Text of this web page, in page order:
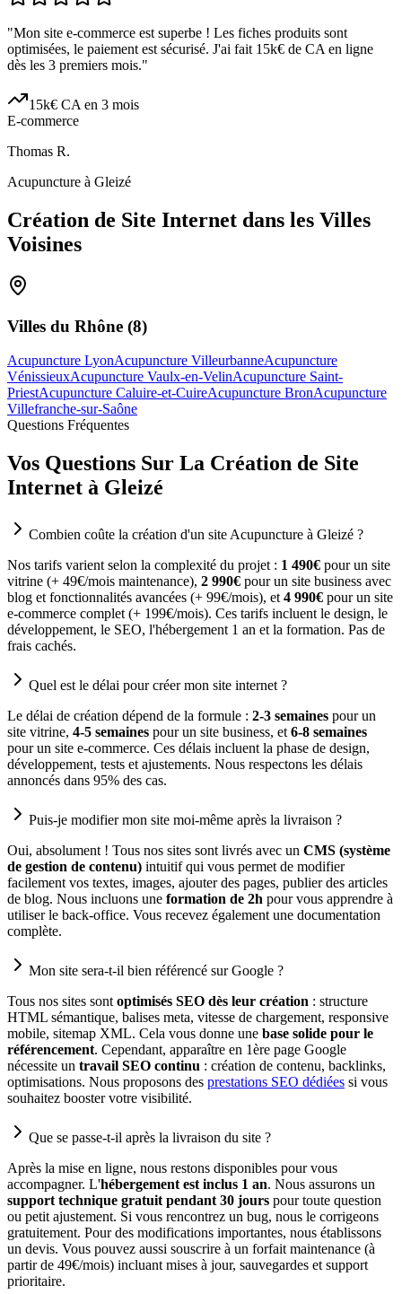
"Mon site e-commerce est superbe ! Les fiches produits sont
optimisées, le paiement est sécurisé. J'ai fait 15k€ de CA en ligne
dès les 3 premiers mois."
15k€ CA en 3 mois
E-commerce
Thomas R.
Acupuncture à Gleizé
Création de Site Internet dans les Villes
Voisines
Villes du Rhône (8)
Acupuncture LyonAcupuncture VilleurbanneAcupuncture
VénissieuxAcupuncture Vaulx-en-VelinAcupuncture Saint-
PriestAcupuncture Caluire-et-CuireAcupuncture BronAcupuncture
Villefranche-sur-Saône
Questions Fréquentes
Vos Questions Sur La Création de Site
Internet à Gleizé
Combien coûte la création d'un site Acupuncture à Gleizé ?
Nos tarifs varient selon la complexité du projet : 1 490€ pour un site
vitrine (+ 49€/mois maintenance), 2 990€ pour un site business avec
blog et fonctionnalités avancées (+ 99€/mois), et 4 990€ pour un site
e-commerce complet (+ 199€/mois). Ces tarifs incluent le design, le
développement, le SEO, l'hébergement 1 an et la formation. Pas de
frais cachés.
Quel est le délai pour créer mon site internet ?
Le délai de création dépend de la formule : 2-3 semaines pour un
site vitrine, 4-5 semaines pour un site business, et 6-8 semaines
pour un site e-commerce. Ces délais incluent la phase de design,
développement, tests et ajustements. Nous respectons les délais
annoncés dans 95% des cas.
Puis-je modifier mon site moi-même après la livraison ?
Oui, absolument ! Tous nos sites sont livrés avec un CMS (système
de gestion de contenu) intuitif qui vous permet de modifier
facilement vos textes, images, ajouter des pages, publier des articles
de blog. Nous incluons une formation de 2h pour vous apprendre à
utiliser le back-office. Vous recevez également une documentation
complète.
Mon site sera-t-il bien référencé sur Google ?
Tous nos sites sont optimisés SEO dès leur création : structure
HTML sémantique, balises meta, vitesse de chargement, responsive
mobile, sitemap XML. Cela vous donne une base solide pour le
référencement. Cependant, apparaître en 1ère page Google
nécessite un travail SEO continu : création de contenu, backlinks,
optimisations. Nous proposons des prestations SEO dédiées si vous
souhaitez booster votre visibilité.
Que se passe-t-il après la livraison du site ?
Après la mise en ligne, nous restons disponibles pour vous
accompagner. L'hébergement est inclus 1 an. Nous assurons un
support technique gratuit pendant 30 jours pour toute question
ou petit ajustement. Si vous rencontrez un bug, nous le corrigeons
gratuitement. Pour des modifications importantes, nous établissons
un devis. Vous pouvez aussi souscrire à un forfait maintenance (à
partir de 49€/mois) incluant mises à jour, sauvegardes et support
prioritaire.